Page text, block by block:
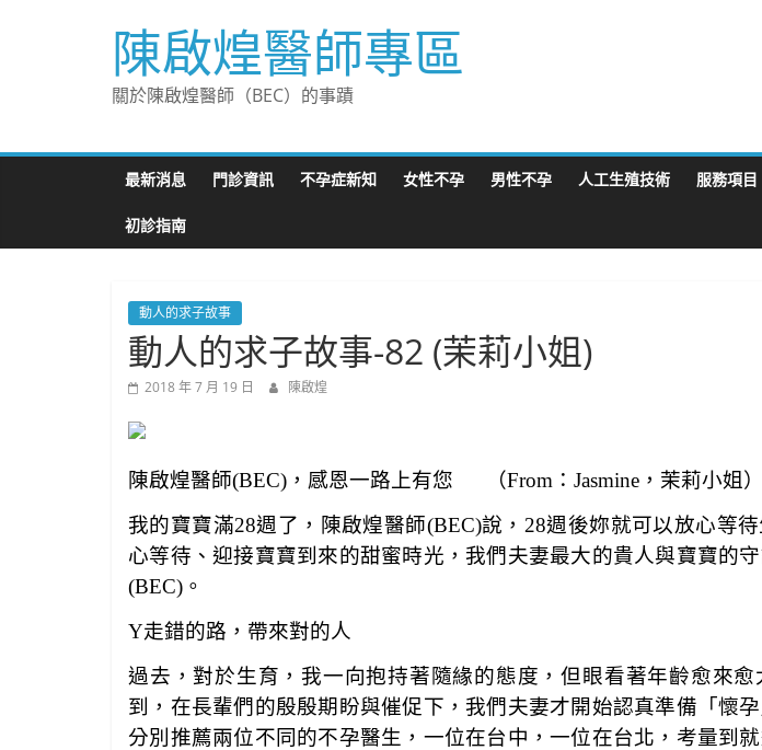
陳啟煌醫師專區
關於陳啟煌醫師（BEC）的事蹟
最新消息 門診資訊 不孕症新知 女性不孕 男性不孕 人工生殖技術 服務項目
初診指南
動人的求子故事
動人的求子故事-82 (茉莉小姐)
2018 年 7 月 19 日 陳啟煌
陳啟煌醫師(BEC) ，感恩一路上有您 （From ： Jasmine ，茉莉小姐）
我的寶寶滿28週了，陳啟煌醫師(BEC)說， 28週後妳就可以放心等
心等待、迎接寶寶到來的甜蜜時光，我們夫妻最大的貴人與寶寶的
(BEC)。
Y走錯的路，帶來對的人
過去，對於生育，我一向抱持著隨緣的態度，但眼看著年齡愈來
到，在長輩們的殷殷期盼與催促下，我們夫妻才開始認真準備「懷
分別推薦兩位不同的不孕醫生，一位在台中，一位在台北，考量到